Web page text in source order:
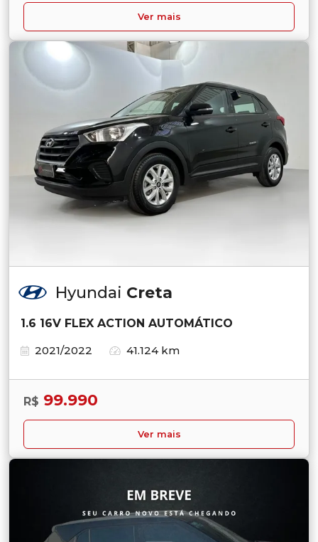
Ver mais
Hyundai Creta
1.6 16V FLEX ACTION AUTOMÁTICO
2021/2022
41.124 km
R$ 99.990
Ver mais